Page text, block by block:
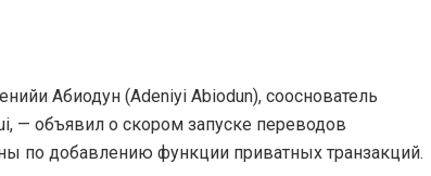
Абиодун (Adeniyi Abiodun), сооснователь
— объявил о скором запуске переводов
по добавлению функции приватных транзакций.